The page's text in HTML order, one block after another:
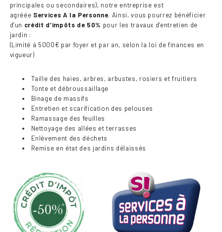
principales ou secondaires), notre entreprise est
agréée Services A la Personne. Ainsi, vous pourrez bénéficier
d’un crédit d’impôts de 50% pour les travaux d’entretien de
jardin :
(Limité à 5000€ par foyer et par an, selon la loi de finances en
vigueur)
Taille des haies, arbres, arbustes, rosiers et fruitiers
Tonte et débroussaillage
Binage de massifs
Entretien et scarification des pelouses
Ramassage des feuilles
Nettoyage des allées et terrasses
Enlèvement des déchets
Remise en état des jardins délaissés